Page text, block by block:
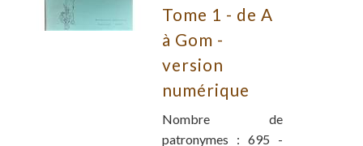
Tome 1 - de A
à Gom -
version
numérique
Nombre de
patronymes : 695 -